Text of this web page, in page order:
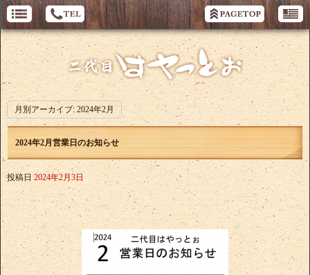
月別アーカイブ:2024年2月
2024年2月営業日のお知らせ
投稿日 2024年2月3日